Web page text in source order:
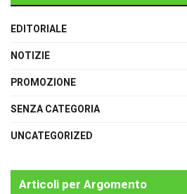
EDITORIALE
NOTIZIE
PROMOZIONE
SENZA CATEGORIA
UNCATEGORIZED
Articoli per Argomento